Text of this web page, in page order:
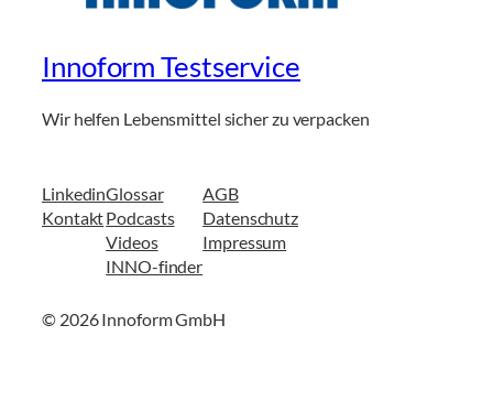
Innoform Testservice
Wir helfen Lebensmittel sicher zu verpacken
Linkedin
Kontakt
Glossar
Podcasts
Videos
INNO-finder
AGB
Datenschutz
Impressum
© 2026 Innoform GmbH